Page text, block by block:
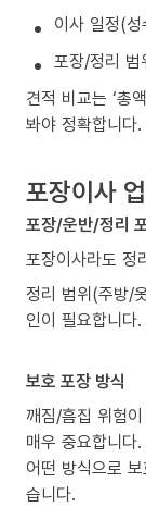
이사 일정(
포장/정리
견적 비교는 ‘총
봐야 정확합니다.
포장이사
포장/운반/정리
포장이사라도 정
정리 범위(주방/
인이 필요합니다.
보호 포장 방식
깨짐/흠집 위험
매우 중요합니다.
어떤 방식으로
습니다.